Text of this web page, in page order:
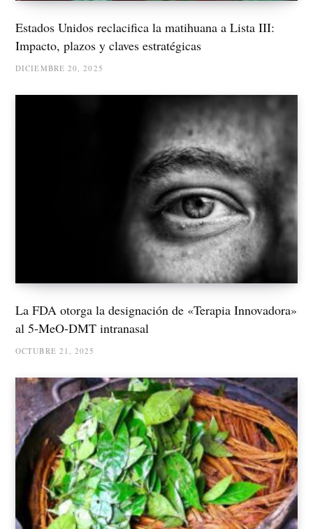
Estados Unidos reclacifica la matihuana a Lista III:
Impacto, plazos y claves estratégicas
DICIEMBRE 20, 2025
La FDA otorga la designación de «Terapia Innovadora»
al 5-MeO-DMT intranasal
OCTUBRE 21, 2025